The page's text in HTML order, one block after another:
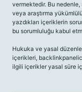
vermektedir. Bu
veya araştırma
yazdıkları içeriklerin
bu sorumluluğu kabul
Hukuka ve yasal
içerikleri,
ilgili içerikler yasal süre